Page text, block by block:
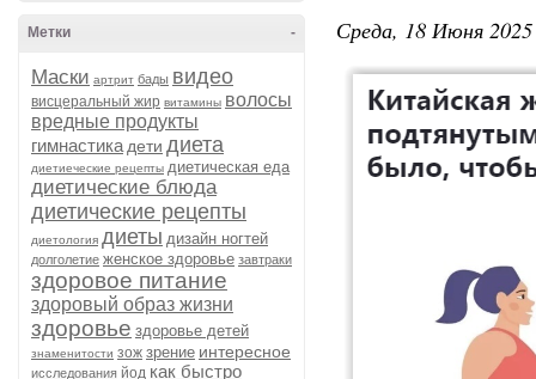
-
Метки
Маски артрит бады видео
висцеральный жир витамины волосы
вредные продукты
гимнастика дети диета
диетиеческие рецепты диетическая еда
диетические блюда
диетические рецепты
диетология диеты дизайн ногтей
долголетие женское здоровье завтраки
здоровое питание
здоровый образ жизни
здоровье здоровье детей
знаменитости зож зрение интересное
исследования йод как быстро
Среда, 18 Июня